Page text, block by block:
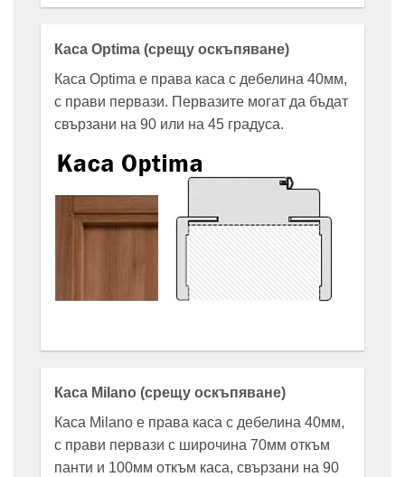
Каса Optima (срещу оскъпяване)
Каса Optima е права каса с дебелина 40мм,
с прави первази. Первазите могат да бъдат
свързани на 90 или на 45 градуса.
Каса Milano (срещу оскъпяване)
Каса Milano е права каса с дебелина 40мм,
с прави первази с широчина 70мм откъм
панти и 100мм откъм каса, свързани на 90